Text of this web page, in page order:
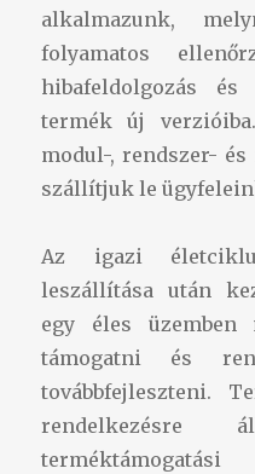
alkalmazunk,
folyamatos
hibafeldolgozás
termék új
modul-, rendszer-
szállítjuk le
Az igazi
leszállítása után
egy éles
támogatni és
továbbfejleszteni.